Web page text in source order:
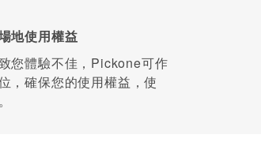
地使用權益
您體驗不佳，Pickone可作
，確保您的使用權益，使